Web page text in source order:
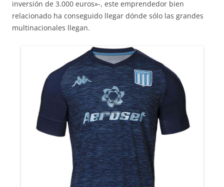
inversión de 3.000 euros»-, este emprendedor bien
relacionado ha conseguido llegar dónde sólo las grandes
multinacionales llegan.